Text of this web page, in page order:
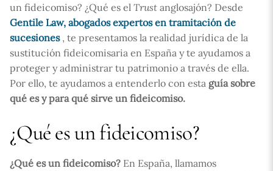
un fideicomiso? ¿Qué es el Trust anglosajón? Desde
Gentile Law, abogados expertos en tramitación de
sucesiones , te presentamos la realidad jurídica de la
sustitución fideicomisaria en España y te ayudamos a
proteger y administrar tu patrimonio a través de ella.
Por ello, te ayudamos a entenderlo con esta guía sobre
qué es y para qué sirve un fideicomiso.
¿Qué es un fideicomiso?
¿Qué es un fideicomiso? En España, llamamos